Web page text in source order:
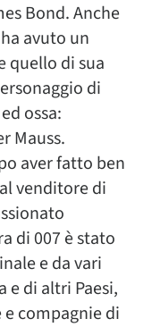
Bond. Anche
avuto un
quello di sua
di
ossa:
Mauss.
aver fatto ben
venditore di
di 007 è stato
e da vari
e di altri Paesi,
compagnie di